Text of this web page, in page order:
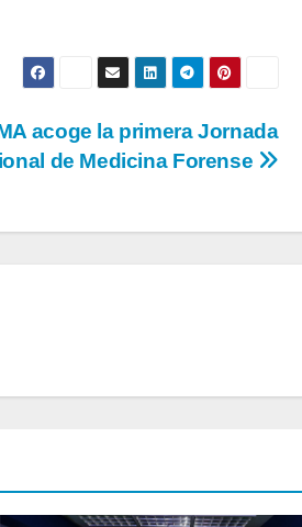
acoge la primera Jornada
de Medicina Forense